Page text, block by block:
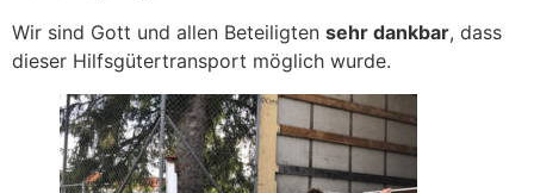
Wir sind Gott und allen Beteiligten sehr dankbar, dass
dieser Hilfsgütertransport möglich wurde.